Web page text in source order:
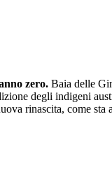
zero. Baia delle
degli indigeni
rinascita, come sta